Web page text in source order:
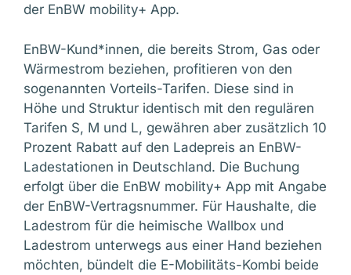
der EnBW mobility+ App.
EnBW-Kund*innen, die bereits Strom, Gas oder
Wärmestrom beziehen, profitieren von den
sogenannten Vorteils-Tarifen. Diese sind in
Höhe und Struktur identisch mit den regulären
Tarifen S, M und L, gewähren aber zusätzlich 10
Prozent Rabatt auf den Ladepreis an EnBW-
Ladestationen in Deutschland. Die Buchung
erfolgt über die EnBW mobility+ App mit Angabe
der EnBW-Vertragsnummer. Für Haushalte, die
Ladestrom für die heimische Wallbox und
Ladestrom unterwegs aus einer Hand beziehen
möchten, bündelt die E-Mobilitäts-Kombi beide